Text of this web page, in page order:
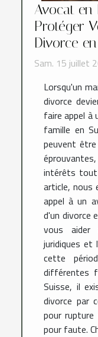
Avocat en
Protéger
Divorce
Sam. 15 juillet
Lorsqu'un
divorce
faire appel à
famille en
peuvent
intérêts tout
article, nous
appel à un
d'un divorce
vous aider
juridiques et
cette
différentes
Suisse, il
divorce par
pour
pour faute.